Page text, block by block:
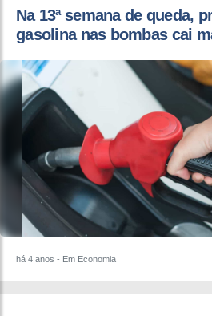
Na 13ª semana de queda,
gasolina nas bombas cai
há 4 anos - Em Economia